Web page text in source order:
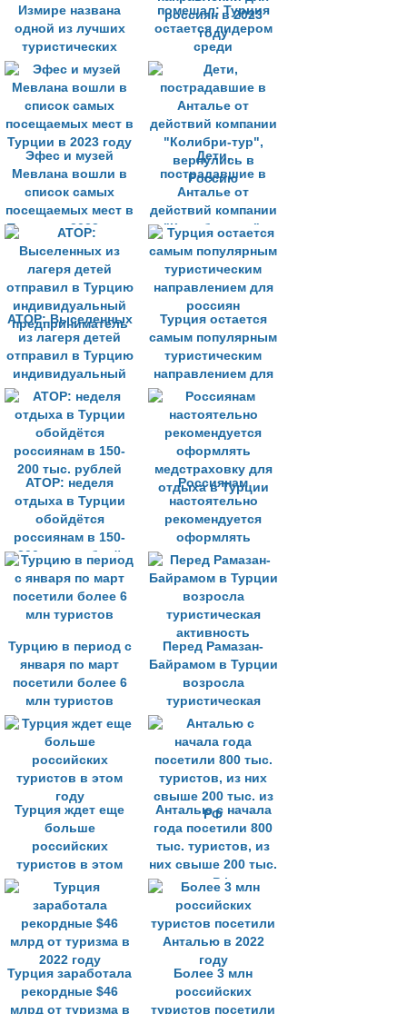
Измире названа
одной из лучших
туристических
деревень мира
помешал: Турция
остается лидером
среди
туристических
направлений для
россиян в 2023
году
Эфес и музей
Мевлана вошли в
список самых
посещаемых мест в
Турции в 2023 году
Дети,
пострадавшие в
Анталье от
действий компании
"Колибри-тур",
вернулись в
Россию
АТОР: Выселенных
из лагеря детей
отправил в Турцию
индивидуальный
предприниматель
Турция остается
самым популярным
туристическим
направлением для
россиян
АТОР: неделя
отдыха в Турции
обойдётся
россиянам в 150-
200 тыс. рублей
Россиянам
настоятельно
рекомендуется
оформлять
медстраховку для
отдыха в Турции
Турцию в период с
января по март
посетили более 6
млн туристов
Перед Рамазан-
Байрамом в Турции
возросла
туристическая
активность
Турция ждет еще
больше
российских
туристов в этом
году
Анталью с начала
года посетили 800
тыс. туристов, из
них свыше 200 тыс.
из РФ
Турция заработала
рекордные $46
млрд от туризма в
Более 3 млн
российских
туристов посетили